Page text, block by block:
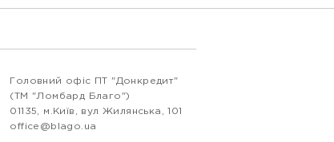
Головний офіс ПТ "Донкредит"
(ТМ "Ломбард Благо")
01135, м.Київ, вул Жилянська, 101
office@blago.ua